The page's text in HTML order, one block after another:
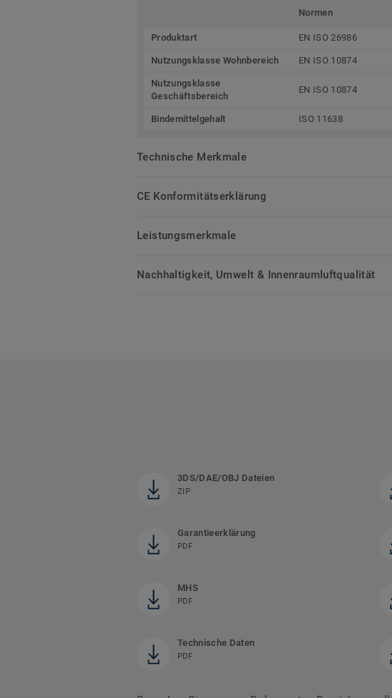
Normen
Produktart EN ISO 26986
Nutzungsklasse Wohnbereich EN ISO 10874
Nutzungsklasse
Geschäftsbereich
EN ISO 10874
Bindemittelgehalt ISO 11638
Technische Merkmale
CE Konformitätserklärung
Leistungsmerkmale
Nachhaltigkeit, Umwelt & Innenraumluftqualität
3DS/DAE/OBJ Dateien
ZIP
Garantieerklärung
PDF
MHS
PDF
Technische Daten
PDF